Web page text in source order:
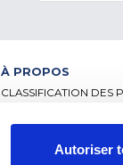
Autoriser
À PROPOS
CLASSIFICATION DES
CGV – CLIENTS
MENTIONS LÉGALES